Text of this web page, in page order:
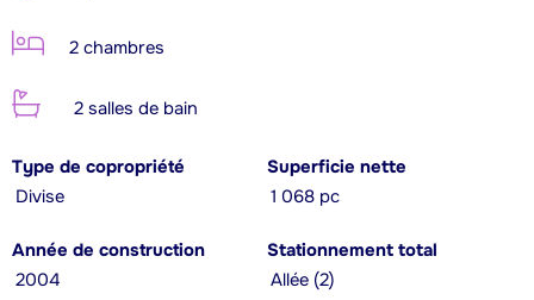
2 chambres
2 salles de bain
Type de copropriété
Divise
Superficie nette
1 068 pc
Année de construction
2004
Stationnement total
Allée (2)